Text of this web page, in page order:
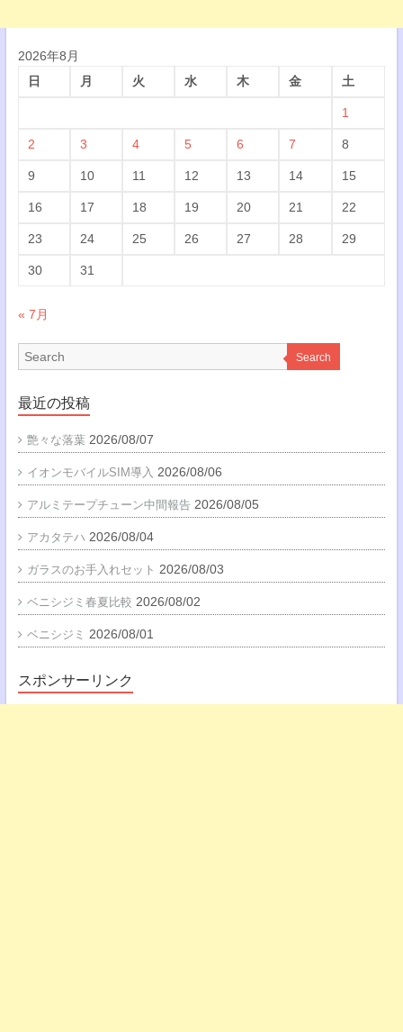
2026年8月
日
月 火 水 木 金 土
1
2 3 4 5 6 7 8
9 10 11 12 13 14 15
16 17 18 19 20 21 22
23 24 25 26 27 28 29
30 31
« 7月
Search
最近の投稿
艶々な落葉 2026/08/07
イオンモバイルSIM導入 2026/08/06
アルミテープチューン中間報告 2026/08/05
アカタテハ 2026/08/04
ガラスのお手入れセット 2026/08/03
ベニシジミ春夏比較 2026/08/02
ベニシジミ 2026/08/01
スポンサーリンク